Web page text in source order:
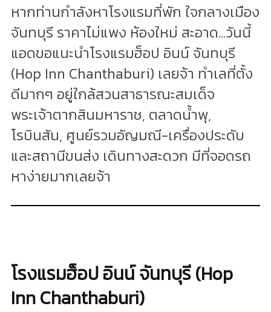
หากท่านกำลังหาโรงแรมที่พัก ใจกลางเมือง
จันทบุรี ราคาไม่แพง ห้องใหม่ สะอาด...วันนี้
แอดขอแนะนำโรงแรมฮ็อป อินน์ จันทบุรี
(Hop Inn Chanthaburi) เลยจ้า ทำเลที่ตั้ง
ดีมากๆ อยู่ใกล้สวนสาธารณะสมเด็จ
พระเจ้าตากสินมหาราช, ตลาดน้ำพุ,
โรบินสัน, ศูนย์รวมอัญมณี-เครื่องประดับ
และสถานีขนส่ง เดินทางสะดวก มีที่จอดรถ
หาง่ายมากเลยจ้า
โรงแรมฮ็อป อินน์ จันทบุรี (Hop
Inn Chanthaburi)